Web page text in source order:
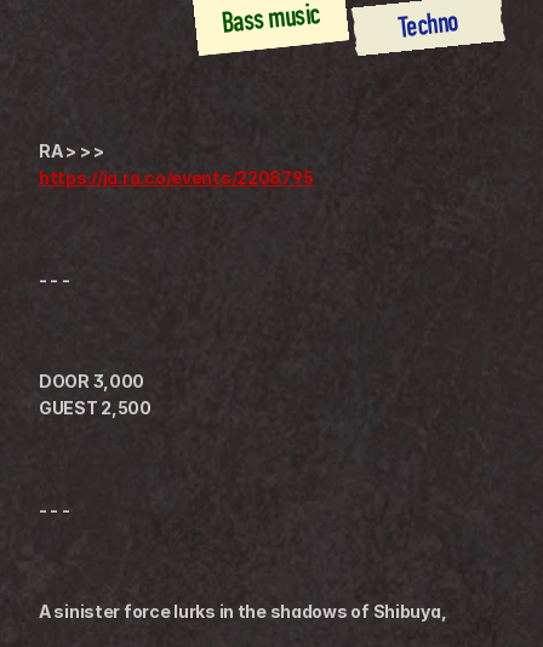
Techno
Bass music
RA > > >
https://ja.ra.co/events/2208795
- - -
DOOR 3,000
GUEST 2,500
- - -
A sinister force lurks in the shadows of Shibuya,